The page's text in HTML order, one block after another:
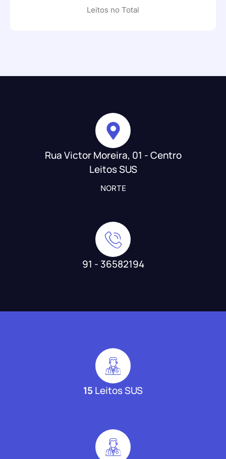
Leitos no Total
Rua Victor Moreira, 01 - Centro
Leitos SUS
NORTE
91 - 36582194
15Leitos SUS